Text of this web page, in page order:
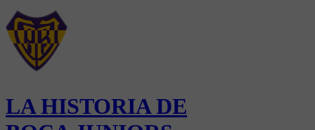
LA HISTORIA DE